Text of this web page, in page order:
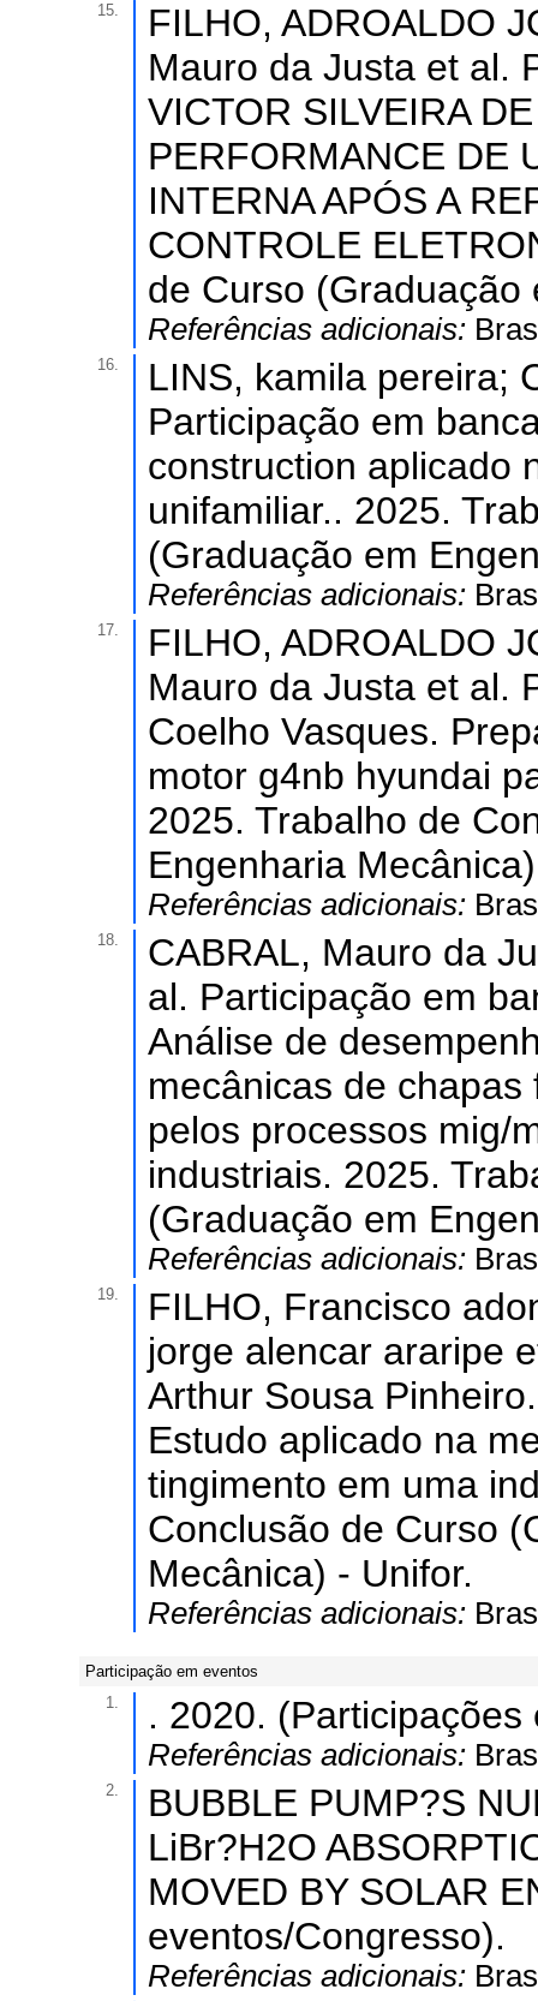
15.
FILHO, ADROALDO
Mauro da Justa et al.
VICTOR SILVEIRA
PERFORMANCE DE
INTERNA APÓS A
CONTROLE
de Curso (Graduação
Referências adicionais:
16.
LINS, kamila pereira;
Participação em
construction aplicado
unifamiliar.. 2025.
(Graduação em
Referências adicionais:
17.
FILHO, ADROALDO
Mauro da Justa et al.
Coelho Vasques.
motor g4nb hyundai
2025. Trabalho de
Engenharia
Referências adicionais:
18.
CABRAL, Mauro da
al. Participação em
Análise de
mecânicas de
pelos processos mig/
industriais. 2025.
(Graduação em
Referências adicionais:
19.
FILHO, Francisco
jorge alencar araripe
Arthur Sousa
Estudo aplicado na
tingimento em uma
Conclusão de Curso
Mecânica) - Unifor.
Referências adicionais:
Participação em eventos
1.
. 2020.
Referências adicionais:
2.
BUBBLE PUMP?S
LiBr?H2O
MOVED BY SOLAR
eventos/Congresso).
Referências adicionais: